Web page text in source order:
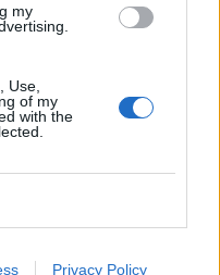
my
Use,
of my
with the
Privacy Policy
Article suivant
40 ans : découvrez les
exercices qui soulagent